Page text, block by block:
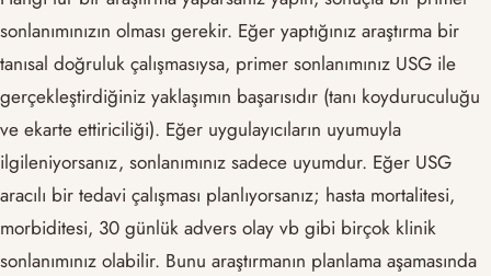
sonlanımınızın olması gerekir. Eğer yaptığınız araştırma bir
tanısal doğruluk çalışmasıysa, primer sonlanımınız USG ile
gerçekleştirdiğiniz yaklaşımın başarısıdır (tanı koyduruculuğu
ve ekarte ettiriciliği). Eğer uygulayıcıların uyumuyla
ilgileniyorsanız, sonlanımınız sadece uyumdur. Eğer USG
aracılı bir tedavi çalışması planlıyorsanız; hasta mortalitesi,
morbiditesi, 30 günlük advers olay vb gibi birçok klinik
sonlanımınız olabilir. Bunu araştırmanın planlama aşamasında